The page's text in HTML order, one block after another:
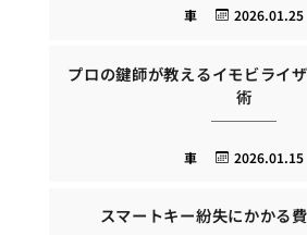
2026.01.25
車
プロの鍵師が教えるイモビライ
術
2026.01.15
車
スマートキー紛失にかかる